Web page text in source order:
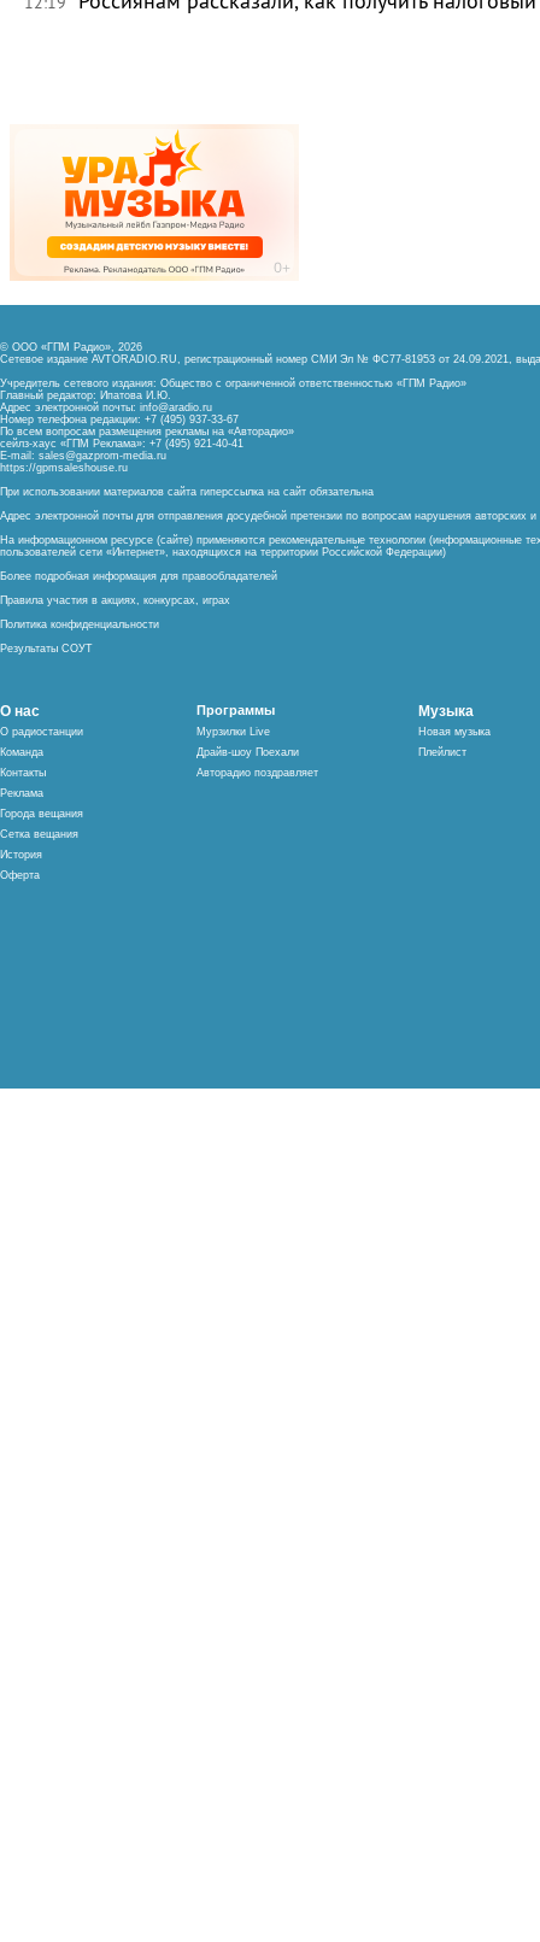
© ООО «ГПМ Радио», 2026
Сетевое издание AVTORADIO.RU, регистрационный номер СМИ Эл № ФС77-81953 от 24.09.2021,
Учредитель сетевого издания: Общество с ограниченной ответственностью «ГПМ Радио»
Главный редактор: Ипатова И.Ю.
Адрес электронной почты: info@aradio.ru
Номер телефона редакции: +7 (495) 937-33-67
По всем вопросам размещения рекламы на «Авторадио»
сейлз-хаус «ГПМ Реклама»: +7 (495) 921-40-41
E-mail: sales@gazprom-media.ru
https://gpmsaleshouse.ru
При использовании материалов сайта гиперссылка на сайт обязательна
Адрес электронной почты для отправления досудебной претензии по вопросам нарушения авторских
На информационном ресурсе (сайте) применяются рекомендательные технологии (информационные
пользователей сети «Интернет», находящихся на территории Российской Федерации)
Более подробная информация для правообладателей
Правила участия в акциях, конкурсах, играх
Политика конфиденциальности
Результаты СОУТ
О нас
О радиостанции
Команда
Контакты
Реклама
Города вещания
Сетка вещания
История
Оферта
Программы
Мурзилки Live
Драйв-шоу Поехали
Авторадио поздравляет
Музыка
Новая музыка
Плейлист